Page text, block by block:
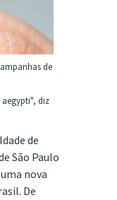
de
diz
de
São Paulo
nova
De